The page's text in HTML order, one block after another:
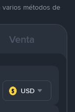
varios métodos de
Venta
USD